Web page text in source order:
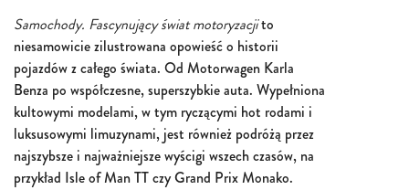
Samochody. Fascynujący świat motoryzacjito
niesamowicie zilustrowana opowieść o historii
pojazdów z całego świata. Od Motorwagen Karla
Benza po współczesne, superszybkie auta. Wypełniona
kultowymi modelami, w tym ryczącymi hot rodami i
luksusowymi limuzynami, jest również podróżą przez
najszybsze i najważniejsze wyścigi wszech czasów, na
przykład Isle of Man TT czy Grand Prix Monako.